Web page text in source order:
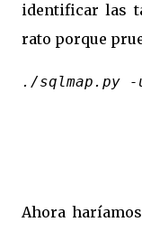
identificar las
rato porque
./sqlmap.py -
Ahora